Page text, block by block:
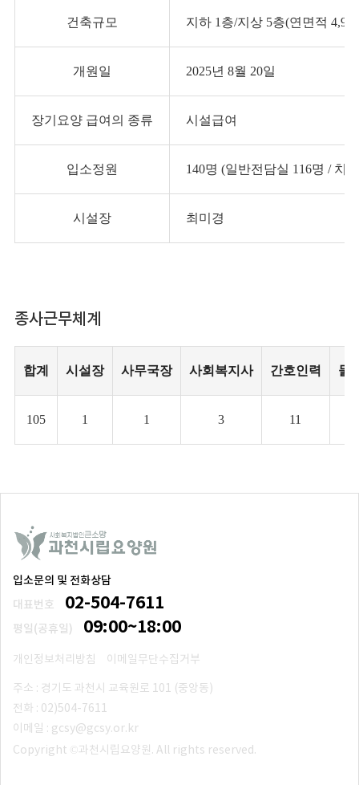
건축규모 지하 1층/지상 5층(연면적
개원일 2025년 8월 20일
장기요양 급여의 종류 시설급여
입소정원 140명 (일반전담실 116명 / 치
시설장 최미경
종사근무체계
합계 시설장 사무국장 사회복지사 간호인력 물
105 1 1 3 11
입소문의 및 전화상담
대표번호
02-504-7611
평일(공휴일) 09:00~18:00
개인정보처리방침
이메일무단수집거부
주소 : 경기도 과천시 교육원로 101 (중앙동)
전화 : 02)504-7611
이메일 : gcsy@gcsy.or.kr
Copyright ©과천시립요양원. All rights reserved.